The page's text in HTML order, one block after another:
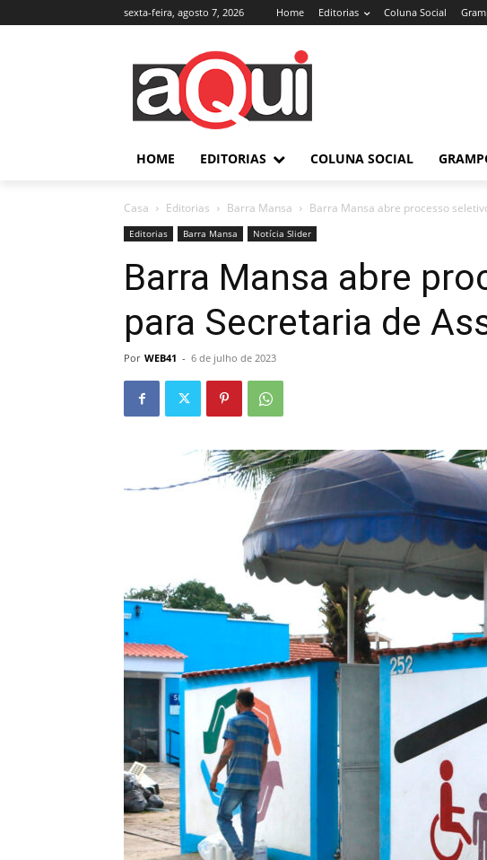
sexta-feira, agosto 7, 2026 Home Editorias Coluna Social
HOME EDITORIAS COLUNA SOCIAL
Casa Editorias Barra Mansa Barra Mansa abre processo
Editorias Barra Mansa Notícia Slider
Barra Mansa abre
para Secretaria de
Por WEB41 - 6 de julho de 2023